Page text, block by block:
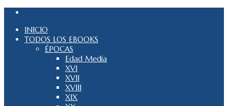
INICIO
TODOS LOS EBOOKS
ÉPOCAS
Edad Media
XVI
XVII
XVIII
XIX